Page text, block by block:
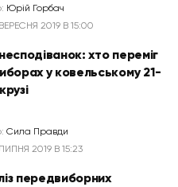
Юрій Горбач
2019 В 15:00
хто переміг
у ковельському 21-
Сила Правди
2019 В 15:23
передвиборних